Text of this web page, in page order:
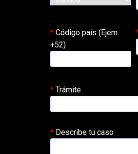
Código país (Ejem.
+52)
Trámite
Describe tu caso